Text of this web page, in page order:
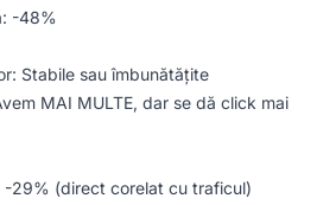
-48%
Stabile sau îmbunătățite
MAI MULTE, dar se dă click mai
-29% (direct corelat cu traficul)